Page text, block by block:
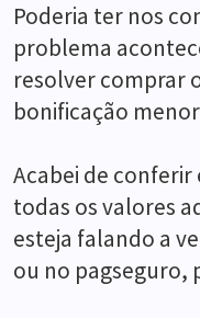
Poderia ter nos
problema
resolver comprar
bonificação
Acabei de
todas os valores
esteja falando a
ou no pagseguro,